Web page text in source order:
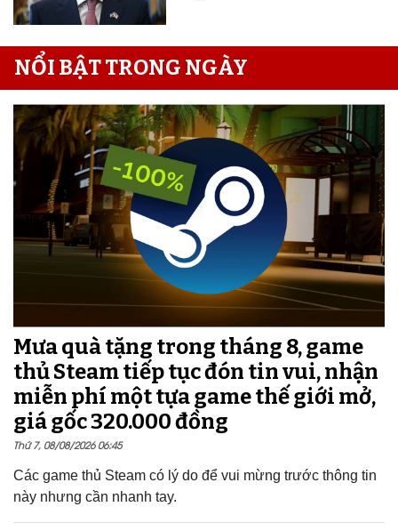
NỔI BẬT TRONG NGÀY
Mưa quà tặng trong tháng 8, game
thủ Steam tiếp tục đón tin vui, nhận
miễn phí một tựa game thế giới mở,
giá gốc 320.000 đồng
Thứ 7, 08/08/2026 06:45
Các game thủ Steam có lý do để vui mừng trước thông tin
này nhưng cần nhanh tay.